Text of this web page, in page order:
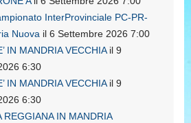
InterProvinciale PC-PR-
Nuova il 6 Settembre 2026 7:00
IN MANDRIA VECCHIAil 9
6:30
IN MANDRIA VECCHIAil 9
6:30
REGGIANA IN MANDRIA